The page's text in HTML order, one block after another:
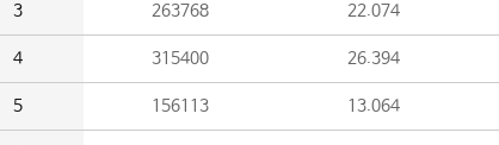
3 263768 22.074
4 315400 26.394
5 156113 13.064